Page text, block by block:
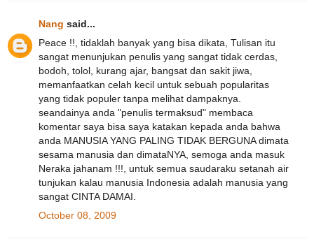
Nang said...
Peace !!, tidaklah banyak yang bisa dikata, Tulisan itu
sangat menunjukan penulis yang sangat tidak cerdas,
bodoh, tolol, kurang ajar, bangsat dan sakit jiwa,
memanfaatkan celah kecil untuk sebuah popularitas
yang tidak populer tanpa melihat dampaknya.
seandainya anda "penulis termaksud" membaca
komentar saya bisa saya katakan kepada anda bahwa
anda MANUSIA YANG PALING TIDAK BERGUNA dimata
sesama manusia dan dimataNYA, semoga anda masuk
Neraka jahanam !!!, untuk semua saudaraku setanah air
tunjukan kalau manusia Indonesia adalah manusia yang
sangat CINTA DAMAI.
October 08, 2009